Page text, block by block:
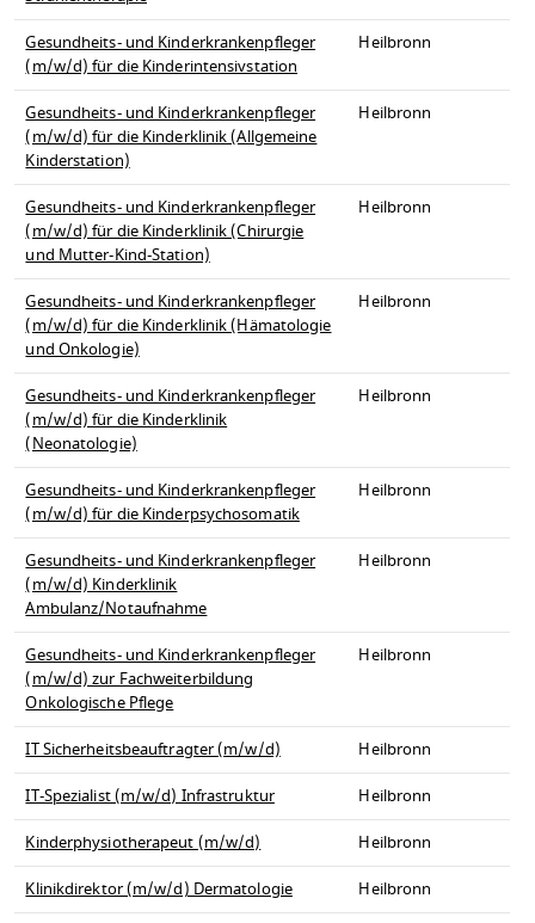
Gesundheits- und Kinderkrankenpfleger
(m/w/d) für die Kinderintensivstation
Heilbronn
Gesundheits- und Kinderkrankenpfleger
(m/w/d) für die Kinderklinik (Allgemeine
Kinderstation)
Heilbronn
Gesundheits- und Kinderkrankenpfleger
(m/w/d) für die Kinderklinik (Chirurgie
und Mutter-Kind-Station)
Heilbronn
Gesundheits- und Kinderkrankenpfleger
(m/w/d) für die Kinderklinik (Hämatologie
und Onkologie)
Heilbronn
Gesundheits- und Kinderkrankenpfleger
(m/w/d) für die Kinderklinik
(Neonatologie)
Heilbronn
Gesundheits- und Kinderkrankenpfleger
(m/w/d) für die Kinderpsychosomatik
Heilbronn
Gesundheits- und Kinderkrankenpfleger
(m/w/d) Kinderklinik
Ambulanz/Notaufnahme
Heilbronn
Gesundheits- und Kinderkrankenpfleger
(m/w/d) zur Fachweiterbildung
Onkologische Pflege
Heilbronn
IT Sicherheitsbeauftragter (m/w/d)
Heilbronn
IT-Spezialist (m/w/d) Infrastruktur
Heilbronn
Kinderphysiotherapeut (m/w/d)
Heilbronn
Klinikdirektor (m/w/d) Dermatologie
Heilbronn